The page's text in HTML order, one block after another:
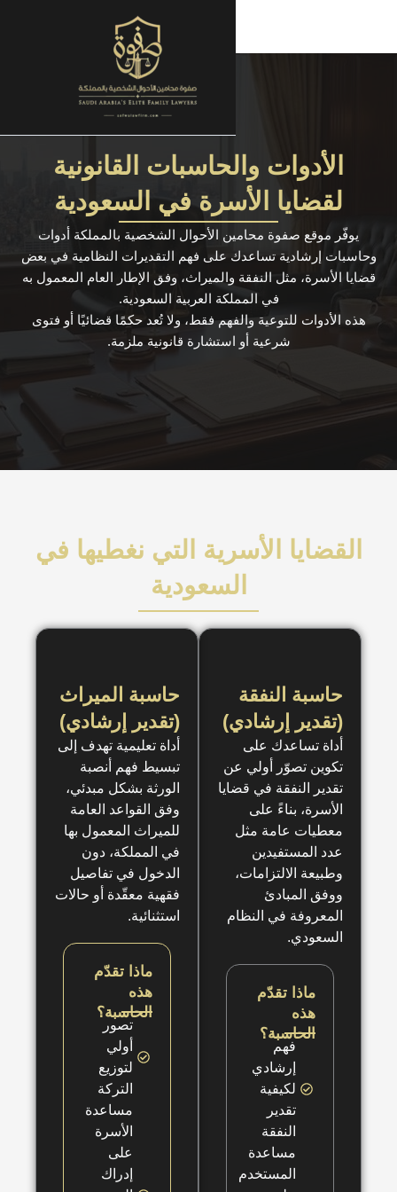
القانونية
في السعودية
الأحوال الشخصية بالمملكة أدوات
على فهم التقديرات النظامية في بعض
وفق الإطار العام المعمول به
العربية السعودية.
فقط، ولا تُعد حكمًا قضائيًا أو فتوى
قانونية ملزمة.
التي نغطيها في
حاسبة الميراث
(تقدير إرشادي)
أداة تعليمية تهدف إلى
تبسيط فهم أنصبة
الورثة بشكل مبدئي،
وفق القواعد العامة
للميراث المعمول بها
في المملكة، دون
الدخول في تفاصيل
فقهية معقّدة أو حالات
استثنائية.
هذه
الحاسبة؟
تصور
أولي
لتوزيع
التركة
مساعدة
الأسرة
على
إدراك